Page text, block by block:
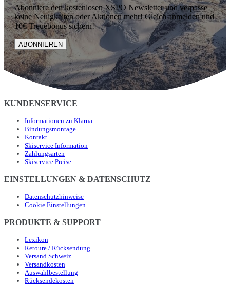
Abonniere den kostenlosen XSPO Newsletter und verpasse
keine Neuigkeiten oder Aktionen mehr! Gleich anmelden und
10€ Treuebonus sichern!
ABONNIEREN
KUNDENSERVICE
Informationen zu Klarna
Bindungsmontage
Kontakt
Skiservice Information
Zahlungsarten
Skiservice Preise
EINSTELLUNGEN & DATENSCHUTZ
Datenschutzhinweise
Cookie Einstellungen
PRODUKTE & SUPPORT
Lexikon
Retoure / Rücksendung
Versand Schweiz
Versandkosten
Auswahlbestellung
Rücksendekosten